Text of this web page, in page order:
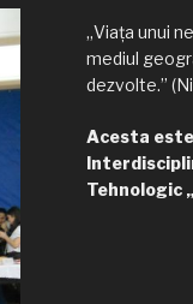
„Viața unui
mediul
dezvolte.”
Acesta
Tehnologic